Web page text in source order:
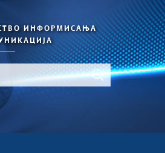
ИНФОРМИСАЊА